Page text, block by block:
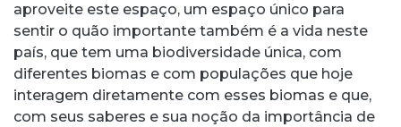
aproveite este espaço, um espaço único para
sentir o quão importante também é a vida neste
país, que tem uma biodiversidade única, com
diferentes biomas e com populações que hoje
interagem diretamente com esses biomas e que,
com seus saberes e sua noção da importância de